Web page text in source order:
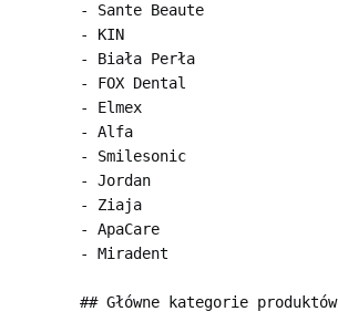
- Sante Beaute
- KIN
- Biała Perła
- FOX Dental
- Elmex
- Alfa
- Smilesonic
- Jordan
- Ziaja
- ApaCare
- Miradent
## Główne kategorie produktów